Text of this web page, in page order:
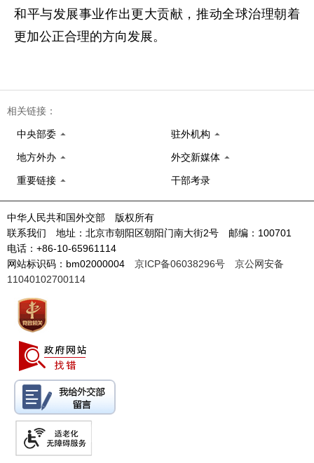
和平与发展事业作出更大贡献，推动全球治理朝着
更加公正合理的方向发展。
相关链接：
中央部委 驻外机构
地方外办 外交新媒体
重要链接 干部考录
中华人民共和国外交部 版权所有
联系我们 地址：北京市朝阳区朝阳门南大街2号 邮编：100701
电话：+86-10-65961114
网站标识码：bm02000004 京ICP备06038296号
京公网安备
11040102700114